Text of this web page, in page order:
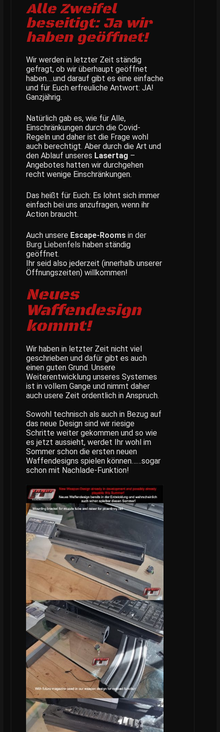
Alle Zweifel
beseitigt: Ja wir
haben geöffnet!
Wir werden in letzter Zeit ständig
gefragt, ob wir überhaupt geöffnet
haben….und darauf gibt es eine einfache
und für Euch erfreuliche Antwort: JA!
Ganzjährig.
Natürlich gab es, wie für Alle,
Einschränkungen durch die Covid-
Regeln und daher ist die Frage wohl
auch berechtigt. Aber durch die Art und
den Ablauf unseres Lasertag –
Angebotes hatten wir durchgehen
recht wenige Einschränkungen.
Das heißt für Euch: Es lohnt sich immer
einfach bei uns anzufragen, wenn ihr
Action braucht.
Auch unsere Escape-Rooms in der
Burg Liebenfels haben ständig
geöffnet.
Ihr seid also jederzeit (innerhalb unserer
Öffnungszeiten) willkommen!
Neues
Waffendesign
kommt!
Wir haben in letzter Zeit nicht viel
geschrieben und dafür gibt es auch
einen guten Grund. Unsere
Weiterentwicklung unseres Systemes
ist in vollem Gange und nimmt daher
auch usere Zeit ordentlich in Anspruch.
Sowohl technisch als auch in Bezug auf
das neue Design sind wir riesige
Schritte weiter gekommen und so wie
es jetzt aussieht, werdet Ihr wohl im
Sommer schon die ersten neuen
Waffendesigns spielen können……sogar
schon mit Nachlade-Funktion!